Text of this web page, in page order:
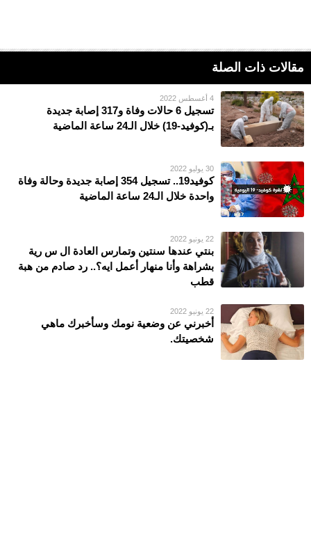
مقالات ذات الصلة
4 أغسطس 2022
تسجيل 6 حالات وفاة و317 إصابة جديدة
بـ(كوفيد-19) خلال الـ24 ساعة الماضية
30 يوليو 2022
كوفيد19.. تسجيل 354 إصابة جديدة وحالة وفاة
واحدة خلال الـ24 ساعة الماضية
22 يونيو 2022
بنتي عندها سنتين وتمارس العادة ال س رية
بشراهة وأنا منهار أعمل ايه؟.. رد صادم من هبة
قطب
22 يونيو 2022
أخبرني عن وضعية نومك وسأخبرك ماهي
شخصيتك.